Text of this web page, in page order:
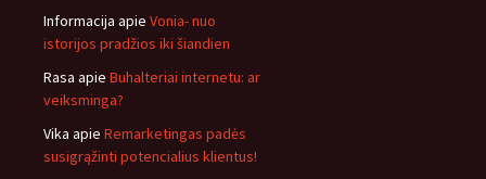
Informacija apie Vonia- nuo
istorijos pradžios iki šiandien
Rasa apie Buhalteriai internetu: ar
veiksminga?
Vika apie Remarketingas padės
susigrąžinti potencialius klientus!